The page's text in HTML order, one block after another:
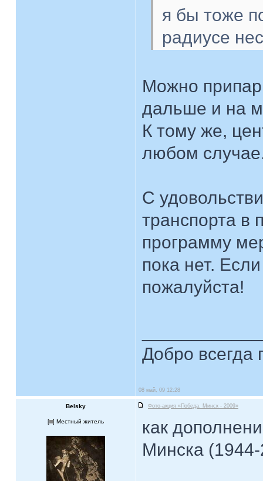
я бы тоже
радиусе
Можно
дальше и на
К тому же,
любом
С
транспорта в
программу
пока нет.
пожалуйста!
Добро всегда
08 май, 09 12:28
Belsky Фото-акция «Победа. Минск - 2009»
[ ] Местный житель
как
Минска